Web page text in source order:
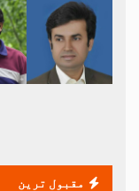
مقبول ترین